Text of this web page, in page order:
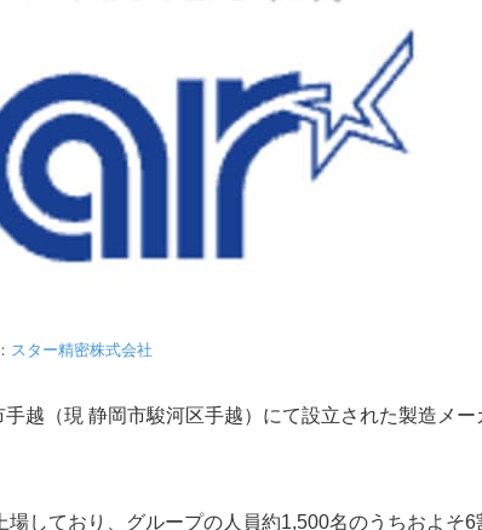
スター精密株式会社
越（現 静岡市駿河区手越）にて設立された製造メー
しており、グループの人員約1,500名のうちおよそ6